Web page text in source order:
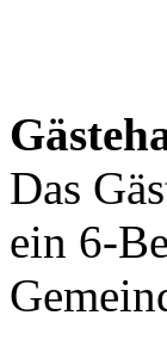
Das
ein 6-